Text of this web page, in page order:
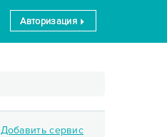
Авторизация
Добавить сервис